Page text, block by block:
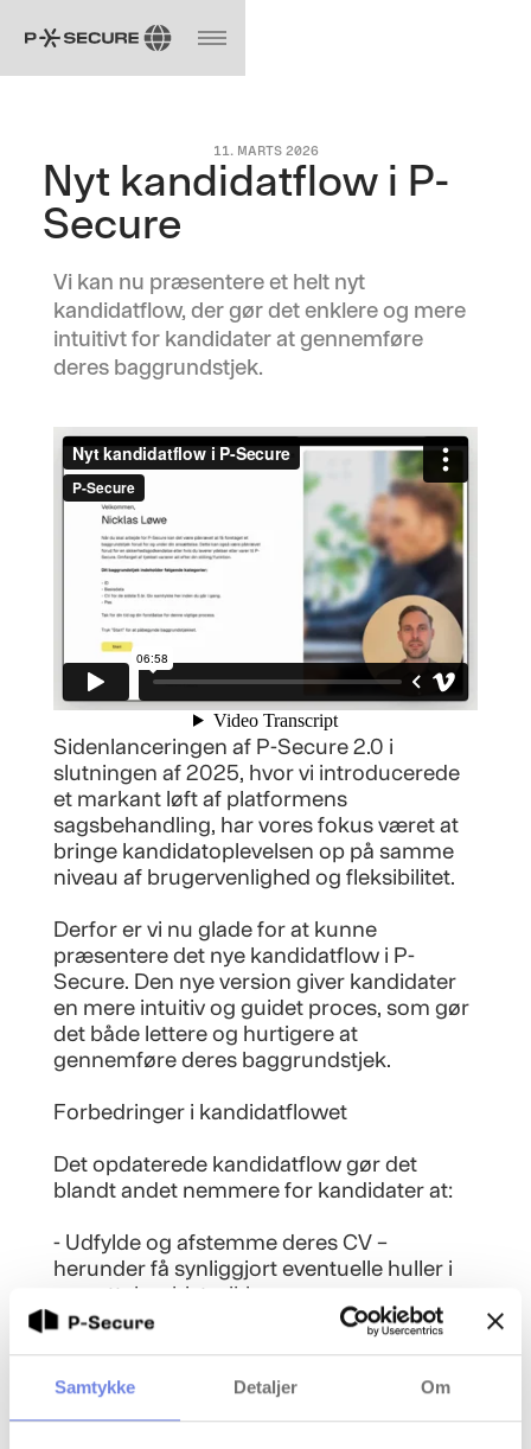
Samtykke Detaljer Om
11. MARTS 2026
Nyt kandidatflow i P-
Secure
Vi kan nu præsentere et helt nyt
kandidatflow, der gør det enklere og mere
intuitivt for kandidater at gennemføre
deres baggrundstjek.
Sidenlanceringen af P-Secure 2.0 i
slutningen af 2025, hvor vi introducerede
et markant løft af platformens
sagsbehandling, har vores fokus været at
bringe kandidatoplevelsen op på samme
niveau af brugervenlighed og fleksibilitet.
Derfor er vi nu glade for at kunne
præsentere det nye kandidatflow i P-
Secure. Den nye version giver kandidater
en mere intuitiv og guidet proces, som gør
det både lettere og hurtigere at
gennemføre deres baggrundstjek.
Forbedringer i kandidatflowet
Det opdaterede kandidatflow gør det
blandt andet nemmere for kandidater at:
- Udfylde og afstemme deres CV –
herunder få synliggjort eventuelle huller i
ansættelseshistorikken
- Forstå hvilktation der forventes for de
processen '
- Se hvor i processen de befinder sig, og